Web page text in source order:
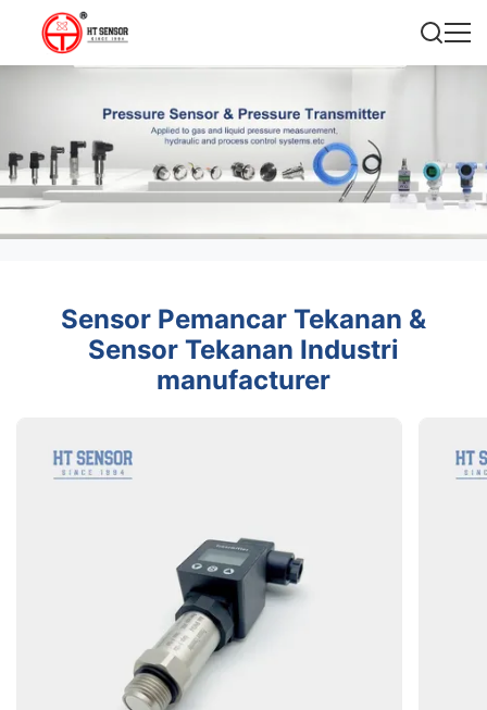
Sensor Pemancar Tekanan &
Sensor Tekanan Industri
manufacturer